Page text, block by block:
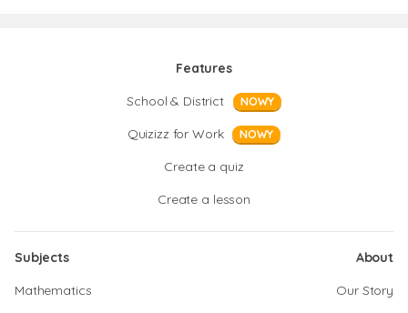
Features
School & District
NOWY
Quizizz for Work NOWY
Create a quiz
Create a lesson
Subjects
Mathematics
About
Our Story